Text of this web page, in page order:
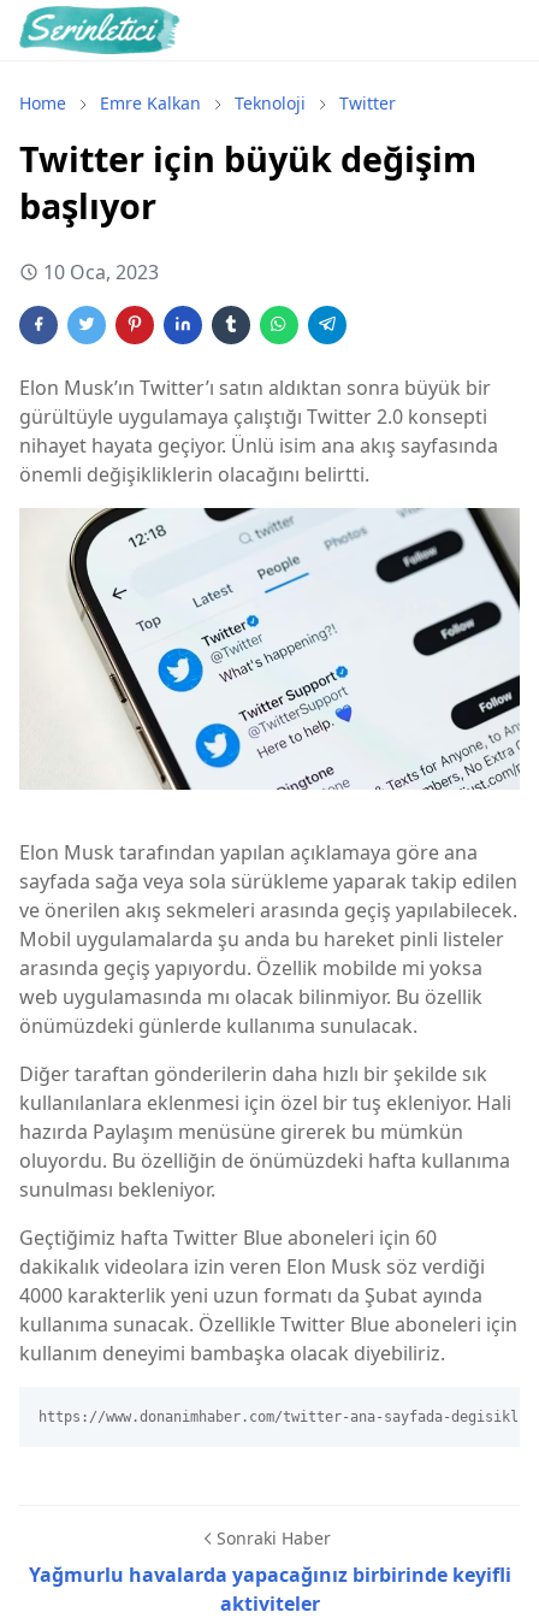
Home Emre Kalkan Teknoloji Twitter
Twitter için büyük değişim
başlıyor
10 Oca, 2023
Elon Musk’ın Twitter’ı satın aldıktan sonra büyük bir
gürültüyle uygulamaya çalıştığı Twitter 2.0 konsepti
nihayet hayata geçiyor. Ünlü isim ana akış sayfasında
önemli değişikliklerin olacağını belirtti.
Elon Musk tarafından yapılan açıklamaya göre ana
sayfada sağa veya sola sürükleme yaparak takip edilen
ve önerilen akış sekmeleri arasında geçiş yapılabilecek.
Mobil uygulamalarda şu anda bu hareket pinli listeler
arasında geçiş yapıyordu. Özellik mobilde mi yoksa
web uygulamasında mı olacak bilinmiyor. Bu özellik
önümüzdeki günlerde kullanıma sunulacak.
Diğer taraftan gönderilerin daha hızlı bir şekilde sık
kullanılanlara eklenmesi için özel bir tuş ekleniyor. Hali
hazırda Paylaşım menüsüne girerek bu mümkün
oluyordu. Bu özelliğin de önümüzdeki hafta kullanıma
sunulması bekleniyor.
Geçtiğimiz hafta Twitter Blue aboneleri için 60
dakikalık videolara izin veren Elon Musk söz verdiği
4000 karakterlik yeni uzun formatı da Şubat ayında
kullanıma sunacak. Özellikle Twitter Blue aboneleri için
kullanım deneyimi bambaşka olacak diyebiliriz.
https://www.donanimhaber.com/twitter-ana-sayfada-
Sonraki Haber
Yağmurlu havalarda yapacağınız birbirinde keyifli
aktiviteler